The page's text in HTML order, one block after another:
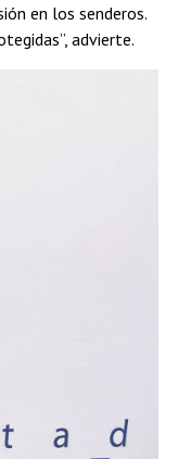
en los senderos.
advierte.